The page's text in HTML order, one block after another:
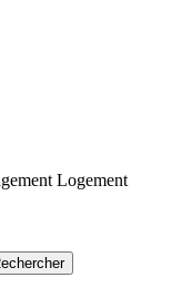
Logement